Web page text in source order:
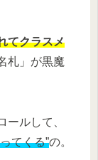
てクラスメ
札」が黒魔
ールして、
てくる”の。